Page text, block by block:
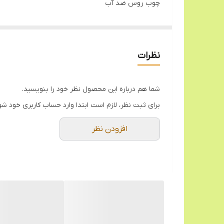
چوب روس ضد آب
نظرات
شما هم درباره این محصول نظر خود را بنویسید.
برای ثبت نظر، لازم است ابتدا وارد حساب کاربری خود
افزودن نظر